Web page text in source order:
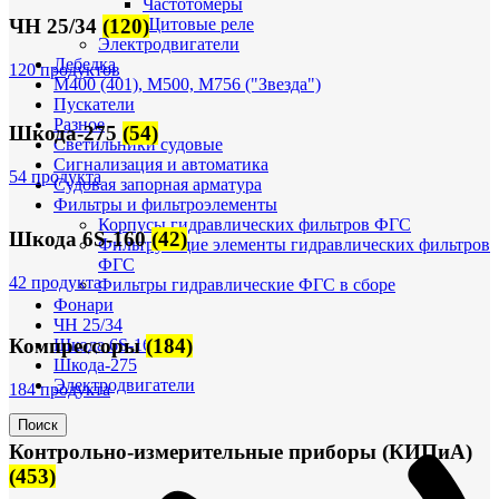
Частотомеры
Щитовые реле
Электродвигатели
Лебедка
М400 (401), М500, М756 ("Звезда")
Пускатели
Разное
Светильники судовые
Сигнализация и автоматика
Судовая запорная арматура
Фильтры и фильтроэлементы
Корпусы гидравлических фильтров ФГС
Фильтрующие элементы гидравлических фильтров
ФГС
Фильтры гидравлические ФГС в сборе
Фонари
ЧН 25/34
Шкода 6S-160
Шкода-275
Электродвигатели
Поиск
ЧН 25/34 (120)
120 продуктов
Шкода-275 (54)
54 продукта
Шкода 6S-160(42)
42 продукта
Компрессоры(184)
184 продукта
Контрольно-измерительные приборы (КИПиА)
(453)